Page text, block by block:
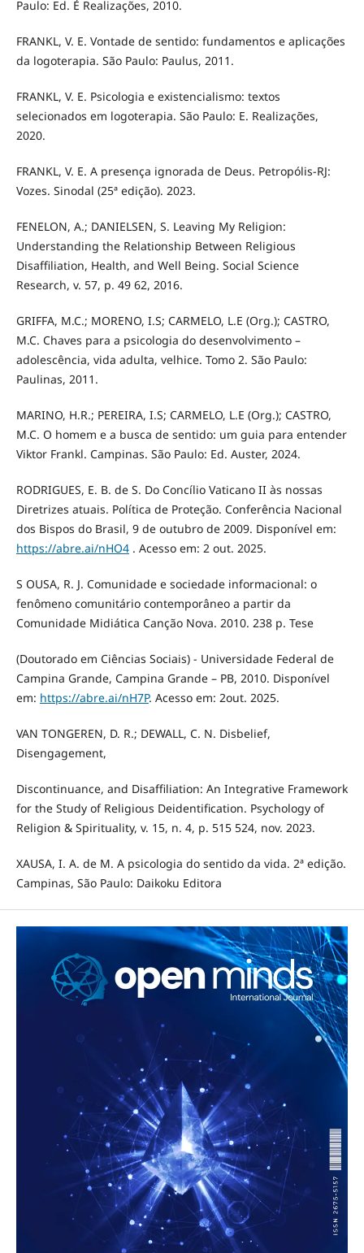
Paulo: Ed. É Realizações, 2010.
FRANKL, V. E. Vontade de sentido: fundamentos e aplicações
da logoterapia. São Paulo: Paulus, 2011.
FRANKL, V. E. Psicologia e existencialismo: textos
selecionados em logoterapia. São Paulo: E. Realizações,
2020.
FRANKL, V. E. A presença ignorada de Deus. Petropólis-RJ:
Vozes. Sinodal (25ª edição). 2023.
FENELON, A.; DANIELSEN, S. Leaving My Religion:
Understanding the Relationship Between Religious
Disaffiliation, Health, and Well Being. Social Science
Research, v. 57, p. 49 62, 2016.
GRIFFA, M.C.; MORENO, I.S; CARMELO, L.E (Org.); CASTRO,
M.C. Chaves para a psicologia do desenvolvimento –
adolescência, vida adulta, velhice. Tomo 2. São Paulo:
Paulinas, 2011.
MARINO, H.R.; PEREIRA, I.S; CARMELO, L.E (Org.); CASTRO,
M.C. O homem e a busca de sentido: um guia para entender
Viktor Frankl. Campinas. São Paulo: Ed. Auster, 2024.
RODRIGUES, E. B. de S. Do Concílio Vaticano II às nossas
Diretrizes atuais. Política de Proteção. Conferência Nacional
dos Bispos do Brasil, 9 de outubro de 2009. Disponível em:
https://abre.ai/nHO4. Acesso em: 2 out. 2025.
S OUSA, R. J. Comunidade e sociedade informacional: o
fenômeno comunitário contemporâneo a partir da
Comunidade Midiática Canção Nova. 2010. 238 p. Tese
(Doutorado em Ciências Sociais) - Universidade Federal de
Campina Grande, Campina Grande – PB, 2010. Disponível
em: https://abre.ai/nH7P. Acesso em: 2out. 2025.
VAN TONGEREN, D. R.; DEWALL, C. N. Disbelief,
Disengagement,
Discontinuance, and Disaffiliation: An Integrative Framework
for the Study of Religious Deidentification. Psychology of
Religion & Spirituality, v. 15, n. 4, p. 515 524, nov. 2023.
XAUSA, I. A. de M. A psicologia do sentido da vida. 2ª edição.
Campinas, São Paulo: Daikoku Editora